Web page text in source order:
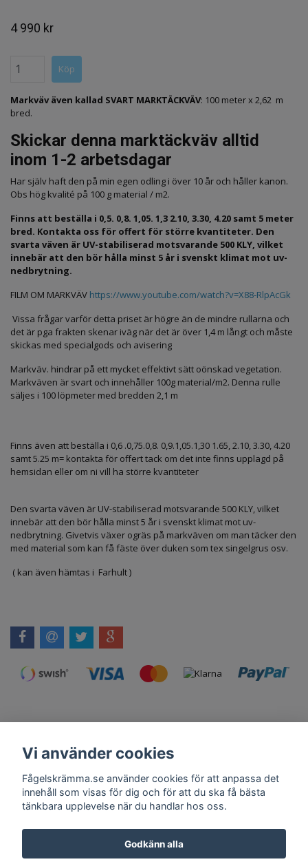
4 990 kr
Markväv även kallad SVART MARKTÄCKVÄV: 100 meter x 2,62 m
bred.
Skickar denna marktäckväv alltid
inom 1-2 arbetsdagar
Har själv haft den på min egen odling i över 10 år och håller kanon.
Obs hög kvalité på 100 g material / m2.
Finns att beställa i 0,5. 0,8. 1,05. 1,3 2.10, 3.30, 4.20 samt 5 meter
bred. Kontakta oss för offert för större kvantiteter. Den
svarta väven är UV-stabiliserad motsvarande 500 KLY, vilket
innebär att den bör hålla minst 5 år i svenskt klimat mot uv-
nedbrytning.
FILM OM MARKVÄV https://www.youtube.com/watch?v=X88-RlpAcGk
Vissa frågar varför detta priset är högre än de mindre rullarna och
det är pga frakten skenar iväg när det är över 1,4 m långt och måste
skickas med specialgods och avisering
Markväv. hindrar på ett mycket effektivt sätt oönskad vegetation.
Markväven är svart och innehåller 100g material/m2. Denna rulle
säljes i 100 löpmeter med bredden 2,1 m
Finns även att beställa i 0,6 .0,75.0,8. 0,9.1,05.1,30 1.65, 2.10, 3.30, 4.20
samt 5.25 m= kontakta för offert tack om det inte finns upplagd på
hemsidan eller om ni vill ha större kvantiteter
Den svarta väven är UV-stabiliserad motsvarande 500 KLY, vilket
innebär att den bör hålla minst 5 år i svenskt klimat mot uv-
nedbrytning. Givetvis växer ogräs på markväven om man täcker den
med material som kan få fäste över duken som tex singelgrus osv.
( kan även hämtas i Farhult )
Kontakt Om Oss Köpvillkor Skadedjursprodukter.se
Tilahome.se
Få vårt nyhetsbrev
Anmäl
Vi använder cookies
Fågelskrämma.se använder cookies för att anpassa det
innehåll som visas för dig och för att du ska få bästa
tänkbara upplevelse när du handlar hos oss.
Godkänn alla